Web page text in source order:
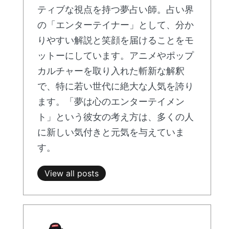
ティブな視点を持つ夢占い師。占い界
の「エンターテイナー」として、分か
りやすい解説と笑顔を届けることをモ
ットーにしています。アニメやポップ
カルチャーを取り入れた斬新な解釈
で、特に若い世代に絶大な人気を誇り
ます。「夢は心のエンターテイメン
ト」という彼女の考え方は、多くの人
に新しい気付きと元気を与えていま
す。
View all posts